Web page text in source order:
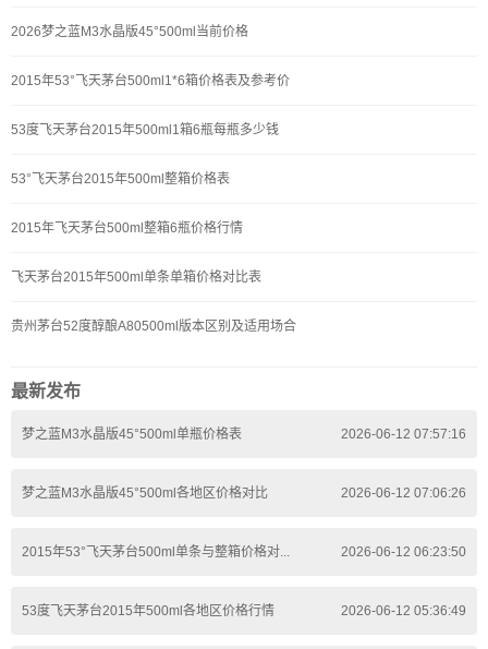
2026梦之蓝M3水晶版45°500ml当前价格
2015年53°飞天茅台500ml1*6箱价格表及参考价
53度飞天茅台2015年500ml1箱6瓶每瓶多少钱
53°飞天茅台2015年500ml整箱价格表
2015年飞天茅台500ml整箱6瓶价格行情
飞天茅台2015年500ml单条单箱价格对比表
贵州茅台52度醇酿A80500ml版本区别及适用场合
最新发布
梦之蓝M3水晶版45°500ml单瓶价格表 2026-06-12 07:57:16
梦之蓝M3水晶版45°500ml各地区价格对比 2026-06-12 07:06:26
2015年53°飞天茅台500ml单条与整箱价格对... 2026-06-12 06:23:50
53度飞天茅台2015年500ml各地区价格行情 2026-06-12 05:36:49